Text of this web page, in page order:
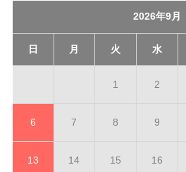
2026年9月
日 月 火 水
1 2
6 7 8 9
13 14 15 16